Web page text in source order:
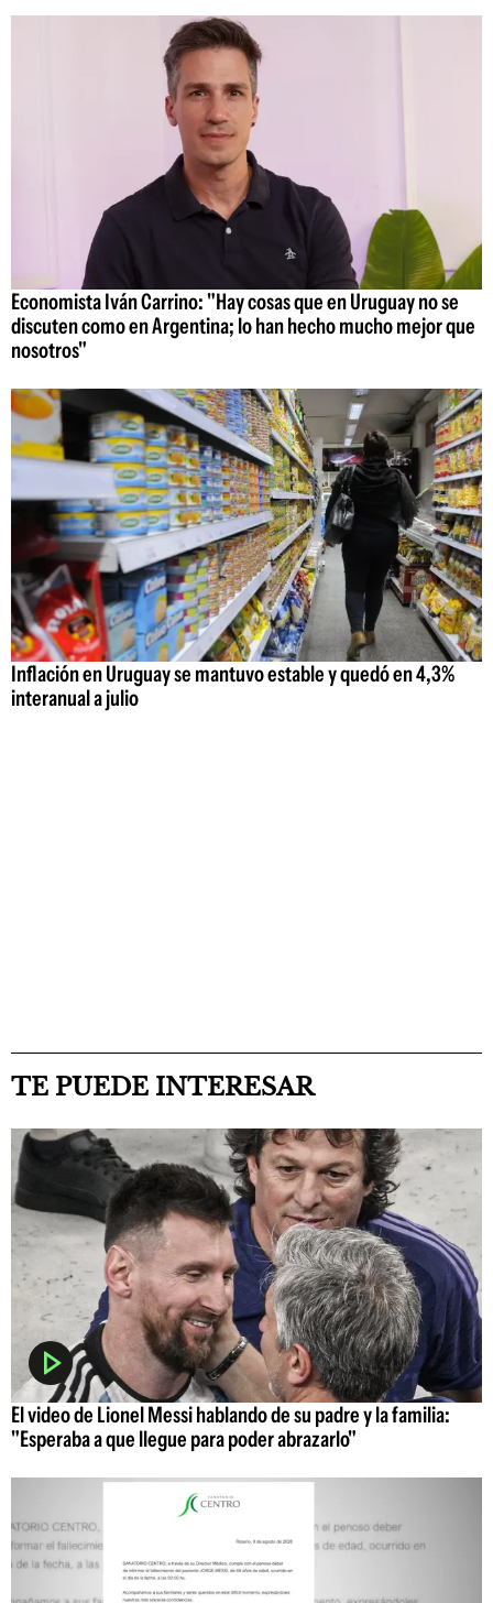
Economista Iván Carrino: "Hay cosas que en Uruguay no se
discuten como en Argentina; lo han hecho mucho mejor que
nosotros"
Inflación en Uruguay se mantuvo estable y quedó en 4,3%
interanual a julio
TE PUEDE INTERESAR
El video de Lionel Messi hablando de su padre y la familia:
"Esperaba a que llegue para poder abrazarlo"